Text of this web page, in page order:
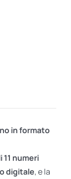
in formato
11 numeri
digitale, e la